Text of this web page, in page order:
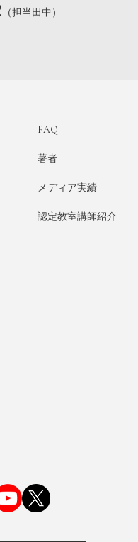
（担当田中）
FAQ
著者
メディア実績
認定教室講師紹介